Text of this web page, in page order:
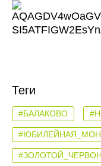
Теги
#БАЛАКОВО